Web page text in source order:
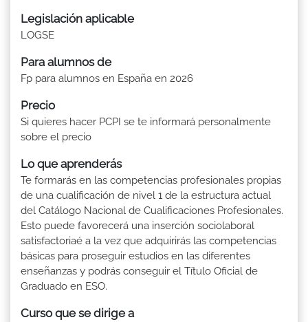
Legislación aplicable
LOGSE
Para alumnos de
Fp para alumnos en España en 2026
Precio
Si quieres hacer PCPI se te informará personalmente
sobre el precio
Lo que aprenderás
Te formarás en las competencias profesionales propias
de una cualificación de nivel 1 de la estructura actual
del Catálogo Nacional de Cualificaciones Profesionales.
Esto puede favorecerá una inserción sociolaboral
satisfactoriaé a la vez que adquirirás las competencias
básicas para proseguir estudios en las diferentes
enseñanzas y podrás conseguir el Título Oficial de
Graduado en ESO.
Curso que se dirige a